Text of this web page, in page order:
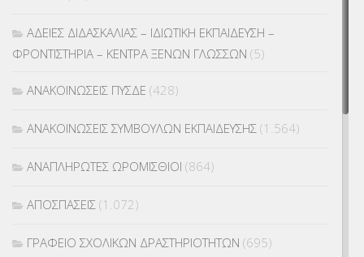
ΑΔΕΙΕΣ ΔΙΔΑΣΚΑΛΙΑΣ – ΙΔΙΩΤΙΚΗ ΕΚΠΑΙΔΕΥΣΗ –
ΦΡΟΝΤΙΣΤΗΡΙΑ – ΚΕΝΤΡΑ ΞΕΝΩΝ ΓΛΩΣΣΩΝ (5)
ΑΝΑΚΟΙΝΩΣΕΙΣ ΠΥΣΔΕ (428)
ΑΝΑΚΟΙΝΩΣΕΙΣ ΣΥΜΒΟΥΛΩΝ ΕΚΠΑΙΔΕΥΣΗΣ (1.564)
ΑΝΑΠΛΗΡΩΤΕΣ ΩΡΟΜΙΣΘΙΟΙ (864)
ΑΠΟΣΠΑΣΕΙΣ (1.072)
ΓΡΑΦΕΙΟ ΣΧΟΛΙΚΩΝ ΔΡΑΣΤΗΡΙΟΤΗΤΩΝ (695)